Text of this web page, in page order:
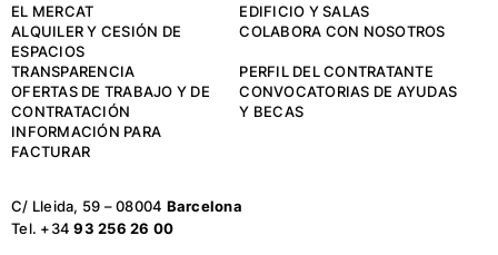
EL MERCAT
EDIFICIO Y SALAS
ALQUILER Y CESIÓN DE
ESPACIOS
COLABORA CON NOSOTROS
TRANSPARENCIA
PERFIL DEL CONTRATANTE
OFERTAS DE TRABAJO Y DE
CONTRATACIÓN
CONVOCATORIAS DE AYUDAS
Y BECAS
INFORMACIÓN PARA
FACTURAR
C/ Lleida, 59 – 08004 Barcelona
Tel. +3493 256 26 00